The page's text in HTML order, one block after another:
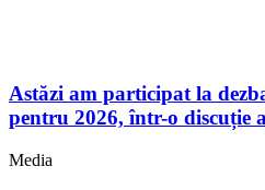
Astăzi am participat la
pentru 2026, într-o discuție
Media